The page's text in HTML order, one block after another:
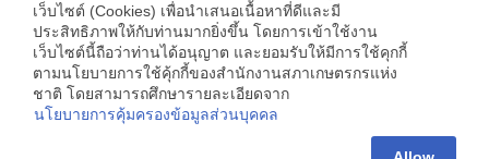
เว็บไซต์ (Cookies) เพื่อนำเสนอเนื้อหาที่ดีและมี
ประสิทธิภาพให้กับท่านมากยิ่งขึ้น โดยการเข้าใช้งาน
เว็บไซต์นี้ถือว่าท่านได้อนุญาต และยอมรับให้มีการใช้คุกกี้
ตามนโยบายการใช้คุ้กกี้ของสำนักงานสภาเกษตรกรแห่ง
ชาติ โดยสามารถศึกษารายละเอียดจาก
นโยบายการคุ้มครองข้อมูลส่วนบุคคล
Hide
chaty